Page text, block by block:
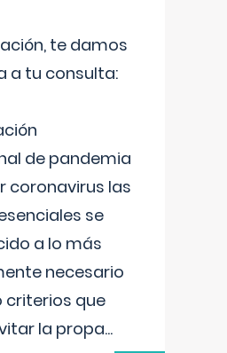
te damos
a tu consulta:
de pandemia
coronavirus las
se
a lo más
necesario
criterios que
la propa...